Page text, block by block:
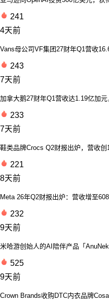
241
4天前
Vans母公司VF集团27财年Q1营收
243
7天前
加拿大鹅27财年Q1营收达1.19亿加
233
7天前
鞋类品牌Crocs Q2财报出炉，营收创
221
8天前
Meta 26年Q2财报出炉：营收增至
232
9天前
米哈游创始人的AI陪伴产品「
525
9天前
Crown Brands收购DTC内衣品牌